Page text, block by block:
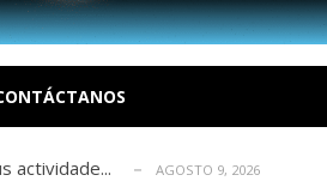
su mis... AGOSTO 9, 2026
por los terr... AGOSTO 9, 2026
AGOSTO 9, 2026
actividade...
la prisión ... AGOSTO 9, 2026